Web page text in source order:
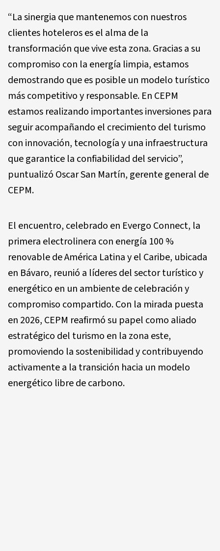
“La sinergia que mantenemos con nuestros
clientes hoteleros es el alma de la
transformación que vive esta zona. Gracias a su
compromiso con la energía limpia, estamos
demostrando que es posible un modelo turístico
más competitivo y responsable. En CEPM
estamos realizando importantes inversiones para
seguir acompañando el crecimiento del turismo
con innovación, tecnología y una infraestructura
que garantice la confiabilidad del servicio”,
puntualizó Oscar San Martín, gerente general de
CEPM.
El encuentro, celebrado en Evergo Connect, la
primera electrolinera con energía 100 %
renovable de América Latina y el Caribe, ubicada
en Bávaro, reunió a líderes del sector turístico y
energético en un ambiente de celebración y
compromiso compartido. Con la mirada puesta
en 2026, CEPM reafirmó su papel como aliado
estratégico del turismo en la zona este,
promoviendo la sostenibilidad y contribuyendo
activamente a la transición hacia un modelo
energético libre de carbono.